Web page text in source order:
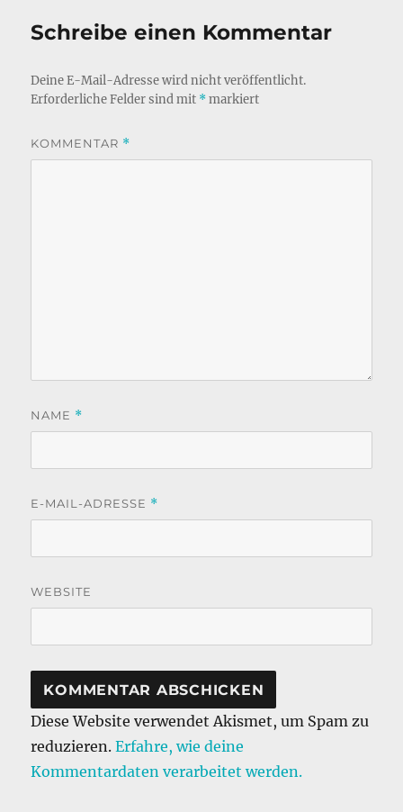
Schreibe einen Kommentar
Deine E-Mail-Adresse wird nicht veröffentlicht.
Erforderliche Felder sind mit *markiert
KOMMENTAR *
NAME *
E-MAIL-ADRESSE *
WEBSITE
Diese Website verwendet Akismet, um Spam zu
reduzieren.Erfahre, wie deine
Kommentardaten verarbeitet werden.